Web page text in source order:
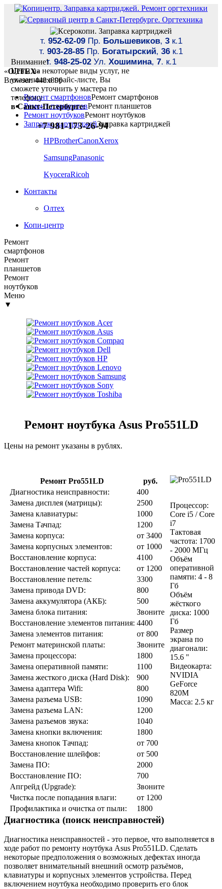
т. 952-62-09Пр. Большевиков, 3к.1
т. 903-28-85 Пр. Богатырский, 36 к.1
т. 948-25-02Ул. Хошимина, 7. к.1
«ОЛТЕХ»
Browser: 448x896
Ремонт смартфоновРемонт смартфонов
Ремонт планшетовРемонт планшетов
Ремонт ноутбуковРемонт ноутбуков
Заправка картриджейЗаправка картриджей
HPBrotherCanonXerox
SamsungPanasonic
KyoceraRicoh
Контакты
Олтех
Копи-центр
Ремонт
смартфонов
Ремонт
планшетов
Ремонт
ноутбуков
Меню
▼
Ремонт ноутбука Asus Pro551LD
Цены на ремонт указаны в рублях.
Ремонт Pro551LD
руб.
Диагностика неисправности:
400
Замена дисплея (матрицы):
2500
Замена клавиатуры:
1000
Замена Тачпад:
1200
Замена корпуса:
от 3400
Замена корпусных элементов:
от 1000
Восстановление корпуса:
4100
Восстановление частей корпуса:
от 1200
Восстановление петель:
3300
Замена привода DVD:
800
Замена аккумулятора (АКБ):
500
Замена блока питания:
Звоните
Восстановление элементов питания: 4400
Замена элементов питания:
от 800
Ремонт материнской платы:
Звоните
Замена процессора:
1800
Замена оперативной памяти:
1100
Замена жесткого диска (Hard Disk):
900
Замена адаптера Wifi:
800
Замена разъeма USB:
1090
Замена разъeма LAN:
1200
Замена разъeмов звука:
1040
Замена кнопки включения:
1800
Замена кнопок Тачпад:
от 700
Восстановление шлейфов:
от 500
Замена ПО:
2000
Восстановление ПО:
700
Апгрейд (Upgrade):
Звоните
Чистка после попадания влаги:
от 1200
Профилактика и очистка от пыли:
1800
Процессор:
Core i5 / Core
i7
Тактовая
частота: 1700
- 2000 МГц
Объём
оперативной
памяти: 4 - 8
Гб
Объём
жёсткого
диска: 1000
Гб
Размер
экрана по
диагонали:
15.6 "
Видеокарта:
NVIDIA
GeForce
820M
Масса: 2.5 кг
Диагностика (поиск неисправностей)
Диагностика неисправностей - это первое, что выполняется в
ходе работ по ремонту ноутбука Asus Pro551LD. Сделать
некоторые предположения о возможных дефектах иногда
позволяет внимательный внешний осмотр разъёмов,
клавиатуры и корпусных элементов устройства. Перед
включением ноутбука необходимо проверить его блок
Внимание!
Цены на некоторые виды услуг, не
указанные в прайс-листе, Вы
сможете уточнить у мастера по
телефону
в Санкт-Петербурге:
+7 981-173-26-94